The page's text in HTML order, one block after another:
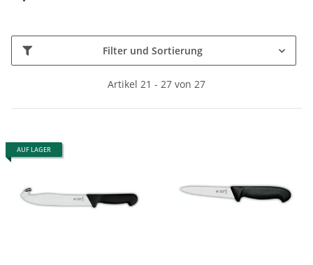
Filter und Sortierung
Artikel 21 - 27 von 27
AUF LAGER